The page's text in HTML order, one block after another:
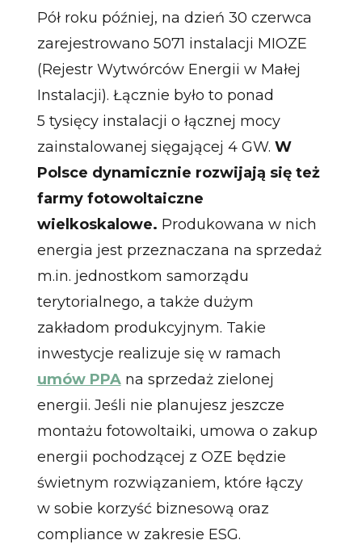
Pół roku później, na dzień 30 czerwca
zarejestrowano 5071 instalacji MIOZE
(Rejestr Wytwórców Energii w Małej
Instalacji). Łącznie było to ponad
5 tysięcy instalacji o łącznej mocy
zainstalowanej sięgającej 4 GW. W
Polsce dynamicznie rozwijają się też
farmy fotowoltaiczne
wielkoskalowe. Produkowana w nich
energia jest przeznaczana na sprzedaż
m.in. jednostkom samorządu
terytorialnego, a także dużym
zakładom produkcyjnym. Takie
inwestycje realizuje się w ramach
umów PPAna sprzedaż zielonej
energii. Jeśli nie planujesz jeszcze
montażu fotowoltaiki, umowa o zakup
energii pochodzącej z OZE będzie
świetnym rozwiązaniem, które łączy
w sobie korzyść biznesową oraz
compliance w zakresie ESG.